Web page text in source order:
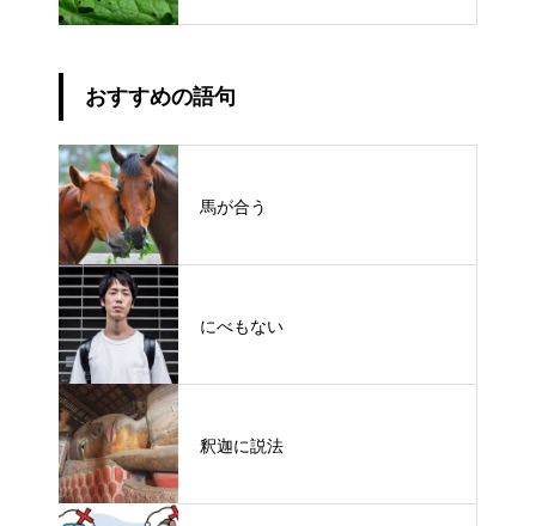
おすすめの語句
馬が合う
にべもない
釈迦に説法